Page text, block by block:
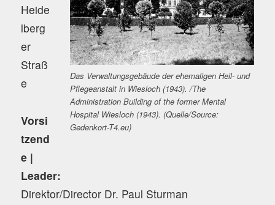
Das Verwaltungsgebäude der ehemaligen Heil- und
Pflegeanstalt in Wiesloch (1943). /The
Administration Building of the former Mental
Hospital Wiesloch (1943). (Quelle/Source:
Gedenkort-T4.eu)
Heide
lberg
er
Straß
e
Vorsi
tzend
e |
Leader:
Direktor/Director Dr. Paul Sturman